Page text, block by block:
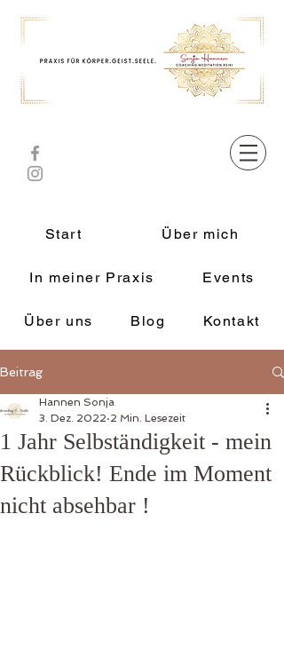
Start Über mich
In meiner Praxis Events
Über uns Blog Kontakt
Beitrag
1 Jahr Selbständigkeit - mein
Rückblick! Ende im Moment
nicht absehbar !
Hannen Sonja
3. Dez. 2022 2 Min. Lesezeit